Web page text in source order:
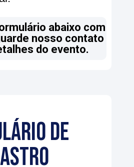
abaixo com
nosso contato
do evento.
DE